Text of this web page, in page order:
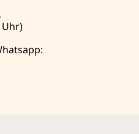
Uhr)